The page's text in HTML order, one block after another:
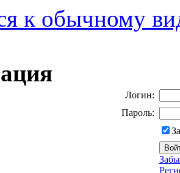
к обычному
Логин:
Пароль: